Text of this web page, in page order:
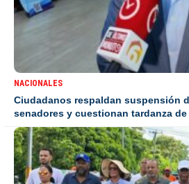
NACIONALES
Ciudadanos respaldan suspensión
senadores y cuestionan tardanza de